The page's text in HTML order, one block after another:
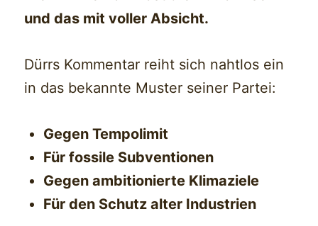
und das mit voller Absicht.
Dürrs Kommentar reiht sich nahtlos ein
in das bekannte Muster seiner Partei:
Gegen Tempolimit
Für fossile Subventionen
Gegen ambitionierte Klimaziele
Für den Schutz alter Industrien